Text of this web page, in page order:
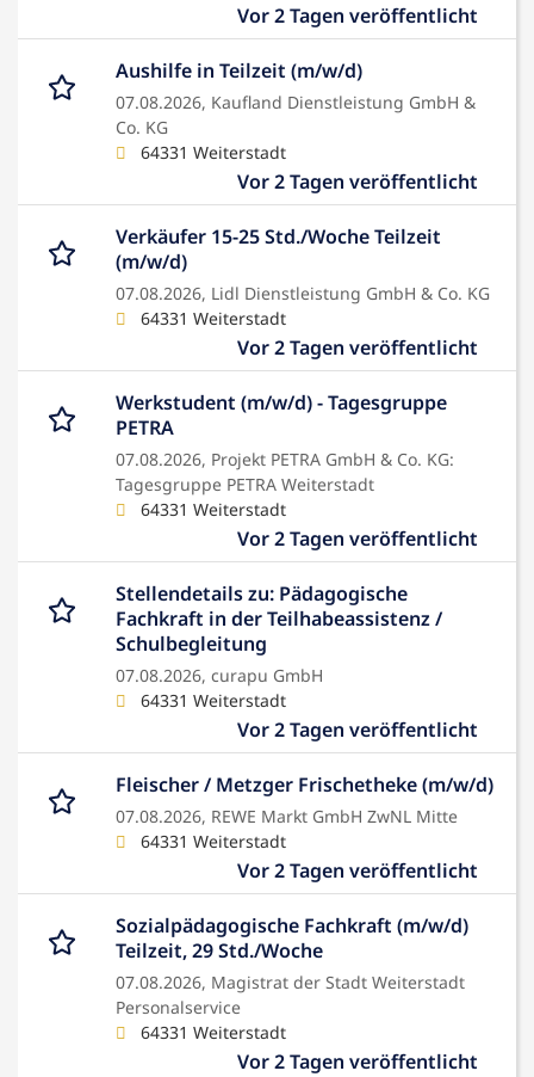
Vor 2 Tagen veröffentlicht
Aushilfe in Teilzeit (m/w/d)
07.08.2026, Kaufland Dienstleistung GmbH &
Co. KG
64331 Weiterstadt
Vor 2 Tagen veröffentlicht
Verkäufer 15-25 Std./Woche Teilzeit
(m/w/d)
07.08.2026, Lidl Dienstleistung GmbH & Co. KG
64331 Weiterstadt
Vor 2 Tagen veröffentlicht
Werkstudent (m/w/d) - Tagesgruppe
PETRA
07.08.2026, Projekt PETRA GmbH & Co. KG:
Tagesgruppe PETRA Weiterstadt
64331 Weiterstadt
Vor 2 Tagen veröffentlicht
Stellendetails zu: Pädagogische
Fachkraft in der Teilhabeassistenz /
Schulbegleitung
07.08.2026, curapu GmbH
64331 Weiterstadt
Vor 2 Tagen veröffentlicht
Fleischer / Metzger Frischetheke (m/w/d)
07.08.2026, REWE Markt GmbH ZwNL Mitte
64331 Weiterstadt
Vor 2 Tagen veröffentlicht
Sozialpädagogische Fachkraft (m/w/d)
Teilzeit, 29 Std./Woche
07.08.2026, Magistrat der Stadt Weiterstadt
Personalservice
64331 Weiterstadt
Vor 2 Tagen veröffentlicht